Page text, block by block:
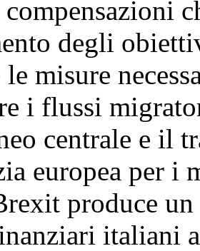
compensazioni
degli
misure
i flussi
centrale e il
europea per i
produce
italiani a